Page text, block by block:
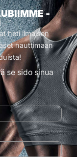
-
heti ilmaisen
nauttimaan
se sido sinua